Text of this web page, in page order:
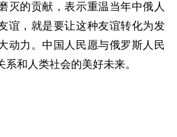
灭的贡献，表示重温当年中俄人
谊，就是要让这种友谊转化为发
动力。中国人民愿与俄罗斯人民
和人类社会的美好未来。